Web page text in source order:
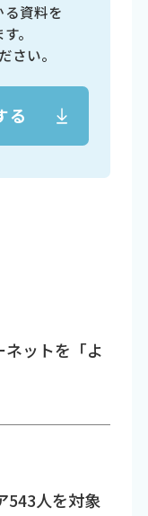
資料を
。
さい。
る
ットを「よ
543人を対象